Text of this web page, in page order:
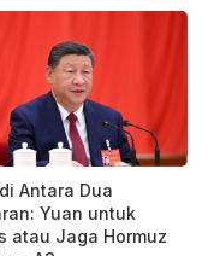
Antara Dua
Yuan untuk
atau Jaga Hormuz